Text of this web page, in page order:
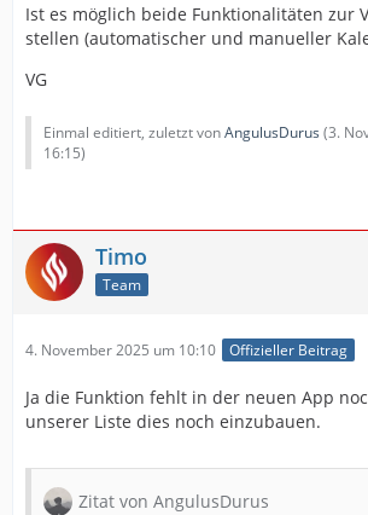
Ist es möglich beide Funktionalitäten zur
stellen (automatischer und manueller
VG
Einmal editiert, zuletzt vonAngulusDurus (3.
16:15)
Timo
Team
4. November 2025 um 10:10 Offizieller Beitrag
Ja die Funktion fehlt in der neuen App
unserer Liste dies noch einzubauen.
Zitat von AngulusDurus